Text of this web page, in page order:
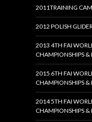
2011TRAINING
2012 POLISH
2013 4TH FAI
CHAMPIONSHIPS &
2015 6TH FAI
CHAMPIONSHIPS &
2014 5TH FAI
CHAMPIONSHIPS &